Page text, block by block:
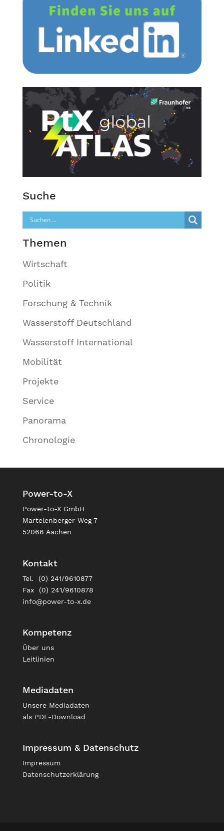
Suche
Themen
Wirtschaft
Politik
Forschung & Technik
Wasserstoff Deutschland
Wasserstoff International
Mobilität
Projekte
Service
Panorama
Chronologie
Power-to-X
Power-to-X GmbH
Martelenberger Weg 7
52066 Aachen
Kontakt
Tel. (0) 241/9610877
Fax (0) 241/9610878
info@power-to-x.de
Kompetenz
Über uns
Leitlinien
Mediadaten
Unsere Mediadaten
als PDF-Download
Impressum & Datenschutz
Impressum
Datenschutzerklärung